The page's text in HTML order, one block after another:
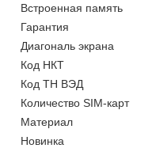
Встроенная память
Гарантия
Диагональ экрана
Код НКТ
Код ТН ВЭД
Количество SIM-карт
Материал
Новинка